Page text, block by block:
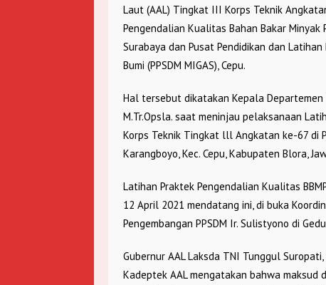
Laut (AAL) Tingkat III Korps Teknik
Pengendalian Kualitas Bahan Bakar Minyak
Surabaya dan Pusat Pendidikan dan
Bumi (PPSDM MIGAS), Cepu.
Hal tersebut dikatakan Kepala Departemen
M.Tr.Opsla. saat meninjau pelaksanaan
Korps Teknik Tingkat lll Angkatan ke-67 di
Karangboyo, Kec. Cepu, Kabupaten Blora,
Latihan Praktek Pengendalian Kualitas
12 April 2021 mendatang ini, di buka
Pengembangan PPSDM Ir. Sulistyono di
Gubernur AAL Laksda TNI Tunggul
Kadeptek AAL mengatakan bahwa